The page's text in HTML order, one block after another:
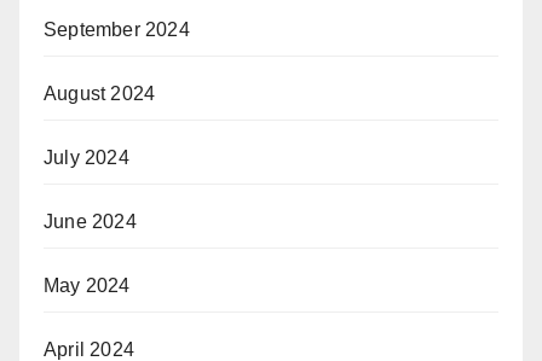
September 2024
August 2024
July 2024
June 2024
May 2024
April 2024